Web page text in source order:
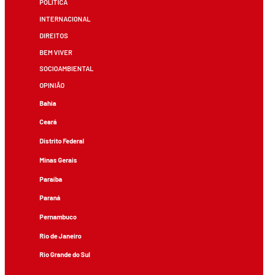
POLÍTICA
INTERNACIONAL
DIREITOS
BEM VIVER
SOCIOAMBIENTAL
OPINIÃO
Bahia
Ceará
Distrito Federal
Minas Gerais
Paraíba
Paraná
Pernambuco
Rio de Janeiro
Rio Grande do Sul